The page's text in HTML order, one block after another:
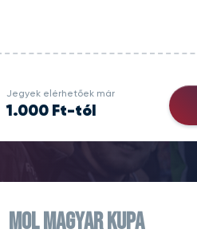
Jegyek elérhetőek már
1.000 Ft-tól
MOL MAGYAR KUPA